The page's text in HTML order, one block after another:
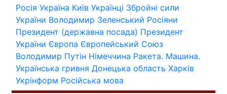
Росія Україна Київ Українці Збройні сили
України Володимир Зеленський Росіяни
Президент (державна посада) Президент
України Європа Європейський Союз
Володимир Путін Німеччина Ракета. Машина.
Українська гривня Донецька область Харків
Укрінформ Російська мова